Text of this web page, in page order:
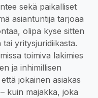
sekä paikalliset
asiantuntija tarjoaa
olipa kyse sitten
yritysjuridiikasta.
toimiva lakimies
ja inhimillisen
jokainen asiakas
kuin majakka, joka